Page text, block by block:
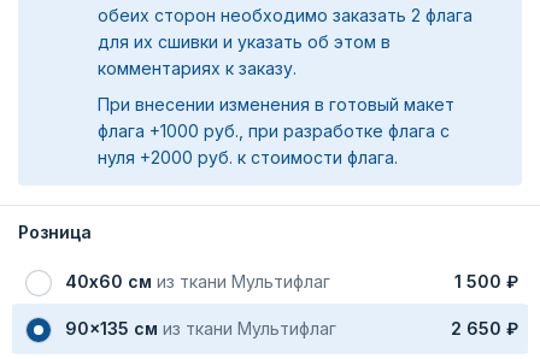
обеих сторон необходимо заказать 2 флага
для их сшивки и указать об этом в
комментариях к заказу.
При внесении изменения в готовый макет
флага +1000 руб., при разработке флага с
нуля +2000 руб. к стоимости флага.
Розница
40х60 см из ткани Мультифлаг 1 500 ₽
90x135 см из ткани Мультифлаг 2 650 ₽